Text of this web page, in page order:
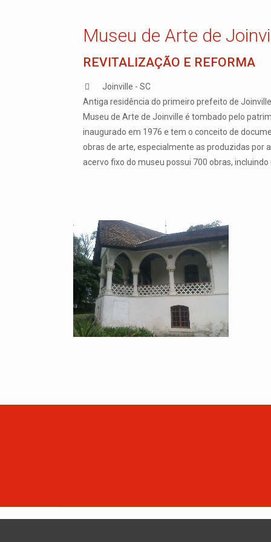
Museu de Arte de
REVITALIZAÇÃO E REFORMA
Joinville - SC
Antiga residência do primeiro prefeito de
Museu de Arte de Joinville é tombado pelo
inaugurado em 1976 e tem o conceito de
obras de arte, especialmente as produzidas por
acervo fixo do museu possui 700 obras, incluindo